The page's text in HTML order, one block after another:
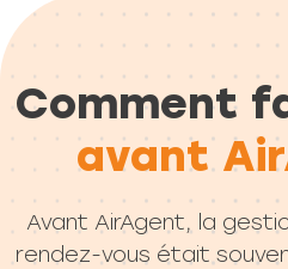
Comment
avant
Avant AirAgent, la
rendez-vous était